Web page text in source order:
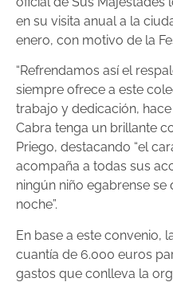
en su visita anual a la
enero, con motivo de la
“Refrendamos así el
siempre ofrece a este
trabajo y dedicación,
Cabra tenga un brillante
Priego, destacando “el
acompaña a todas sus
ningún niño egabrense
noche”.
En base a este convenio,
cuantía de 6.000 euros
gastos que conlleva la